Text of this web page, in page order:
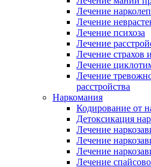
Лечение
Лечение
Лечение психоза
Лечение
Лечение страхов
Лечение
Лечение
расстройства
Наркомания
Кодирование от
Детоксикация
Лечение
Лечение
Лечение
Лечение